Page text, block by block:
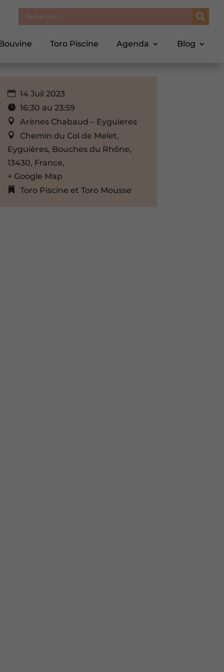
Toro Piscine Agenda Blog
14 Juil 2023
16:30 au 23:59
Arènes Chabaud – Eyguieres
Chemin du Col de Melet,
Eyguières, Bouches du Rhône,
13430, France,
+ Google Map
Toro Piscine et Toro Mousse